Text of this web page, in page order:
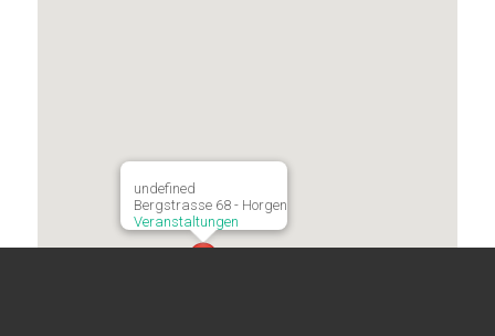
undefined
Bergstrasse 68 - Horgen
Veranstaltungen